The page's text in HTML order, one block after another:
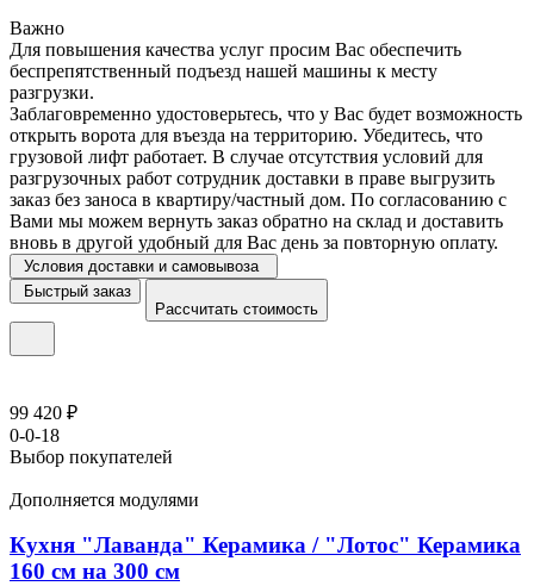
Важно
Для повышения качества услуг просим Вас обеспечить
беспрепятственный подъезд нашей машины к месту
разгрузки.
Заблаговременно удостоверьтесь, что у Вас будет возможность
открыть ворота для въезда на территорию. Убедитесь, что
грузовой лифт работает. В случае отсутствия условий для
разгрузочных работ сотрудник доставки в праве выгрузить
заказ без заноса в квартиру/частный дом. По согласованию с
Вами мы можем вернуть заказ обратно на склад и доставить
вновь в другой удобный для Вас день за повторную оплату.
Условия доставки и самовывоза
Быстрый заказ
Рассчитать стоимость
99 420 ₽
0-0-18
Выбор покупателей
Дополняется модулями
Кухня "Лаванда" Керамика / "Лотос" Керамика
160 см на 300 см